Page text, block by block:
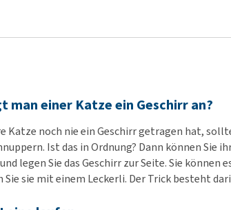
man einer Katze ein Geschirr an?
Katze noch nie ein Geschirr getragen hat,
Ist das in Ordnung? Dann können Sie
legen Sie das Geschirr zur Seite. Sie
Sie sie mit einem Leckerli. Der Trick besteht